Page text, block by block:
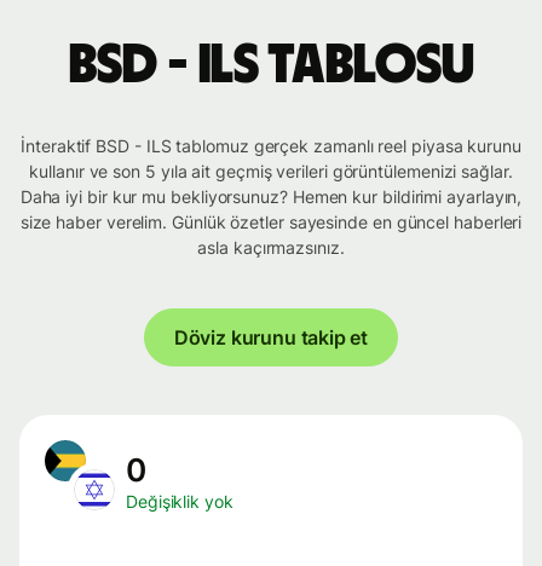
BSD - ILS tablosu
İnteraktif BSD - ILS tablomuz gerçek zamanlı reel piyasa kurunu
kullanır ve son 5 yıla ait geçmiş verileri görüntülemenizi sağlar.
Daha iyi bir kur mu bekliyorsunuz? Hemen kur bildirimi ayarlayın,
size haber verelim. Günlük özetler sayesinde en güncel haberleri
asla kaçırmazsınız.
Döviz kurunu takip et
0
Değişiklik yok